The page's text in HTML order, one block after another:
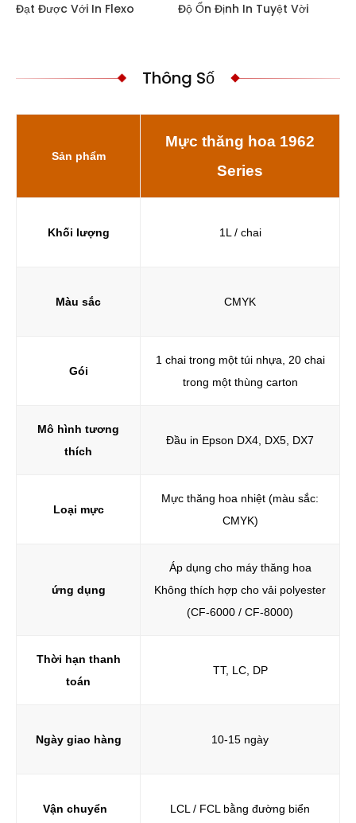
Đạt Được Với In Flexo Độ Ổn Định In Tuyệt Vời
Thông Số
Sản phẩm
Mực thăng hoa 1962
Series
Khối lượng 1L / chai
Màu sắc CMYK
Gói
1 chai trong một túi nhựa, 20 chai
trong một thùng carton
Mô hình tương
thích
Đầu in Epson DX4, DX5, DX7
Loại mực
Mực thăng hoa nhiệt (màu sắc:
CMYK)
ứng dụng
Áp dụng cho máy thăng hoa
Không thích hợp cho vải polyester
(CF-6000 / CF-8000)
Thời hạn thanh
toán
TT, LC, DP
Ngày giao hàng 10-15 ngày
Vận chuyển LCL / FCL bằng đường biển